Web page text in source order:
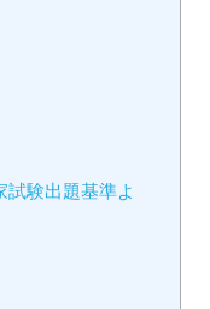
試験出題基準よ